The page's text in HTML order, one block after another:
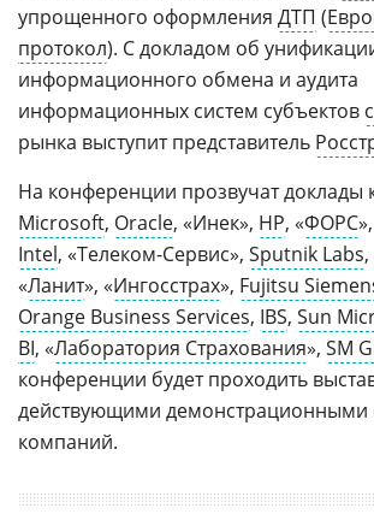
упрощенного оформления ДТП (
протокол). С докладом об
информационного обмена и аудита
информационных систем субъектов
рынка выступит представитель
На конференции прозвучат доклады
Microsoft, Oracle, «Инек», HP, «ФОРС
Intel, «Телеком-Сервис», Sputnik Labs,
«Ланит», «Ингосстрах», Fujitsu
Orange Business Services, IBS, Sun
BI, «Лаборатория Страхования», SM
конференции будет проходить
действующими демонстрационными
компаний.